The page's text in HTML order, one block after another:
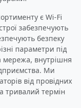
є Wi-Fi
забезпечують
безпеку
параметри під
мережа, внутрішня
Ми
від провідних
тривалий термін